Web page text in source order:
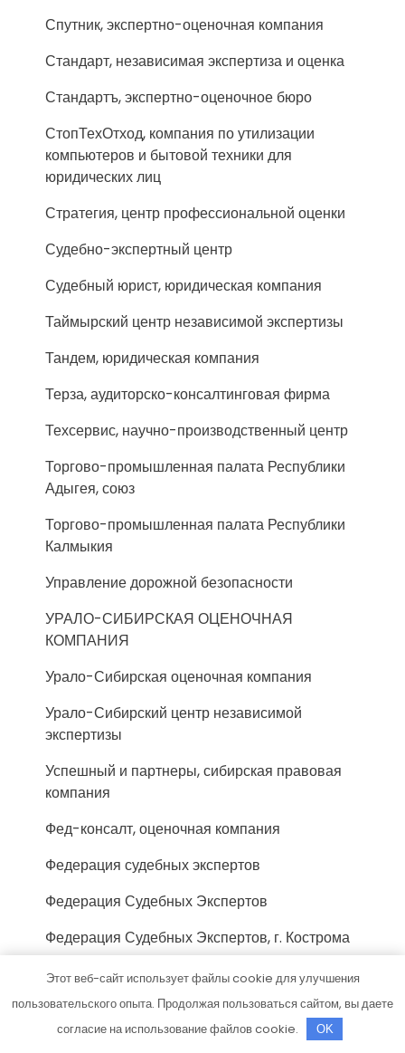
Спутник, экспертно-оценочная компания
Стандарт, независимая экспертиза и оценка
Стандартъ, экспертно-оценочное бюро
СтопТехОтход, компания по утилизации
компьютеров и бытовой техники для
юридических лиц
Стратегия, центр профессиональной оценки
Судебно-экспертный центр
Судебный юрист, юридическая компания
Таймырский центр независимой экспертизы
Тандем, юридическая компания
Терза, аудиторско-консалтинговая фирма
Техсервис, научно-производственный центр
Торгово-промышленная палата Республики
Адыгея, союз
Торгово-промышленная палата Республики
Калмыкия
Управление дорожной безопасности
УРАЛО-СИБИРСКАЯ ОЦЕНОЧНАЯ
КОМПАНИЯ
Урало-Сибирская оценочная компания
Урало-Сибирский центр независимой
экспертизы
Успешный и партнеры, сибирская правовая
компания
Фед-консалт, оценочная компания
Федерация судебных экспертов
Федерация Судебных Экспертов
Федерация Судебных Экспертов, г. Кострома
Фонд-Эксперт, компания
Фосиар авто, автосервис
Этот веб-сайт использует файлы cookie для улучшения
пользовательского опыта. Продолжая пользоваться сайтом, вы даете
согласие на использование файлов cookie.
OK